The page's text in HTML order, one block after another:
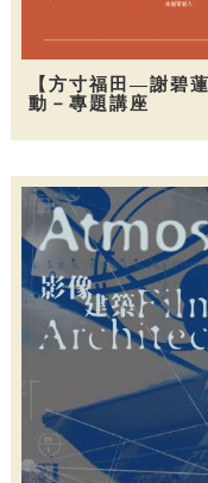
【方寸福田—謝碧
動－專題講座